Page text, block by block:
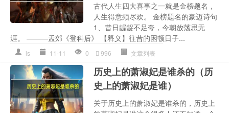
古代人生四大喜事之一就是金榜题名，
人生得意须尽欢。 金榜题名的豪迈诗句
1、昔日龌龊不足夸，今朝放荡思无
涯。 ———孟郊《登科后》 【释义】往昔的困顿日子...
ls 11-11 0 996 文章列表
历史上的萧淑妃是谁杀的（历
史上的萧淑妃是谁）
关于历史上的萧淑妃是谁杀的，历史上